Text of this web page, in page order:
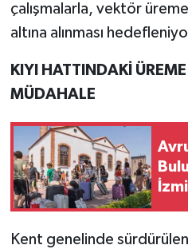
çalışmalarla, vektör
altına alınması
KIYI HATTINDAKİ
MÜDAHALE
Kent genelinde